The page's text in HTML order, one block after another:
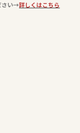
さい→詳しくはこちら